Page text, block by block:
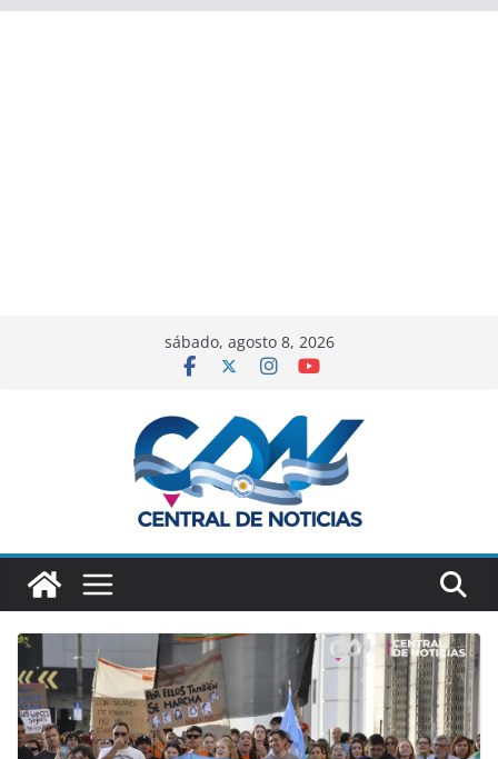
sábado, agosto 8, 2026